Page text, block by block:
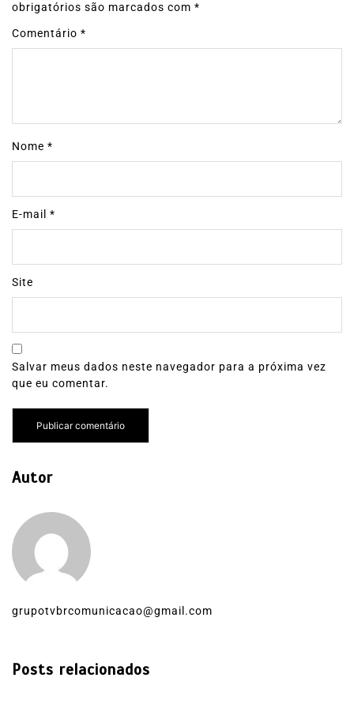
obrigatórios são marcados com *
Comentário *
Nome *
E-mail *
Site
Salvar meus dados neste navegador para a próxima vez
que eu comentar.
Autor
grupotvbrcomunicacao@gmail.com
Posts relacionados